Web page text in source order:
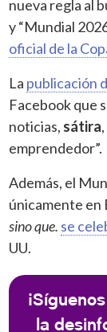
nueva regla al
y “Mundial
oficial de la
La publicación
Facebook que
noticias, sátira
emprendedor”.
Además, el
únicamente en
sino que. se
UU.
la